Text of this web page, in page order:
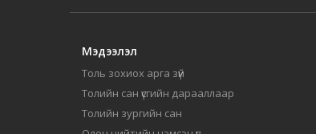
Мэдээлэл
Толь зохиох арга зүй
Толийн сан үсгийн дарааллаар
Толийн зургийн сан